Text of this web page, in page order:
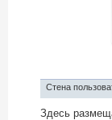
Стена
Здесь